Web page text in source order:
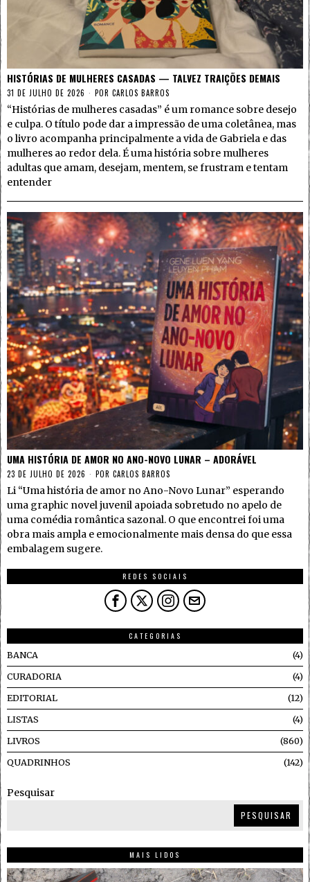
HISTÓRIAS DE MULHERES CASADAS — TALVEZ TRAIÇÕES DEMAIS
31 DE JULHO DE 2026 POR CARLOS BARROS
“Histórias de mulheres casadas” é um romance sobre desejo
e culpa. O título pode dar a impressão de uma coletânea, mas
o livro acompanha principalmente a vida de Gabriela e das
mulheres ao redor dela. É uma história sobre mulheres
adultas que amam, desejam, mentem, se frustram e tentam
entender
UMA HISTÓRIA DE AMOR NO ANO-NOVO LUNAR – ADORÁVEL
23 DE JULHO DE 2026 POR CARLOS BARROS
Li “Uma história de amor no Ano-Novo Lunar” esperando
uma graphic novel juvenil apoiada sobretudo no apelo de
uma comédia romântica sazonal. O que encontrei foi uma
obra mais ampla e emocionalmente mais densa do que essa
embalagem sugere.
REDES SOCIAIS
CATEGORIAS
BANCA
4
CURADORIA 4
EDITORIAL 12
LISTAS 4
LIVROS 860
QUADRINHOS 142
Pesquisar
PESQUISAR
MAIS LIDOS